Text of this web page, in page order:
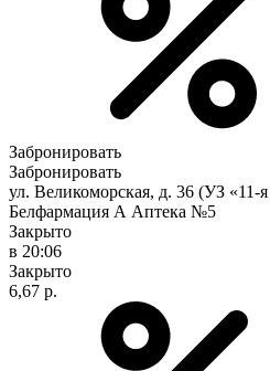
Забронировать
Забронировать
ул. Великоморская, д. 36 (УЗ «11-
Белфармация А Аптека №5
Закрыто
в 20:06
Закрыто
6,67 р.